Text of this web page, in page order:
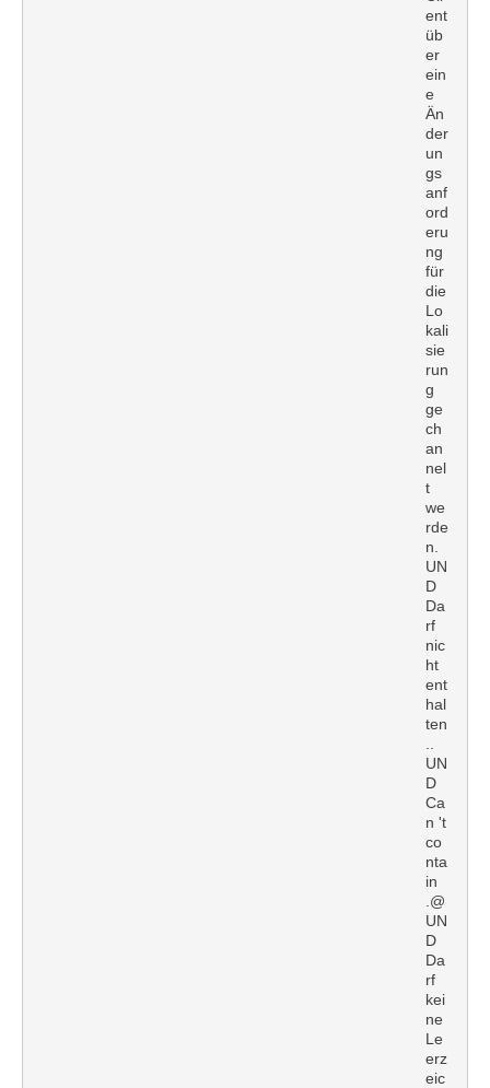
ent
üb
er
ein
e
Än
der
un
gs
anf
ord
eru
ng
für
die
Lo
kali
sie
run
g
ge
ch
an
nel
t
we
rde
n.
UN
D
Da
rf
nic
ht
ent
hal
ten
UN
D
Ca
n 't
co
nta
in
.@
UN
D
Da
rf
kei
ne
Le
erz
eic